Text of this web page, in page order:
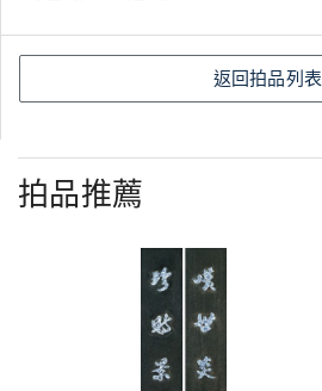
返回拍品列表
拍品推薦